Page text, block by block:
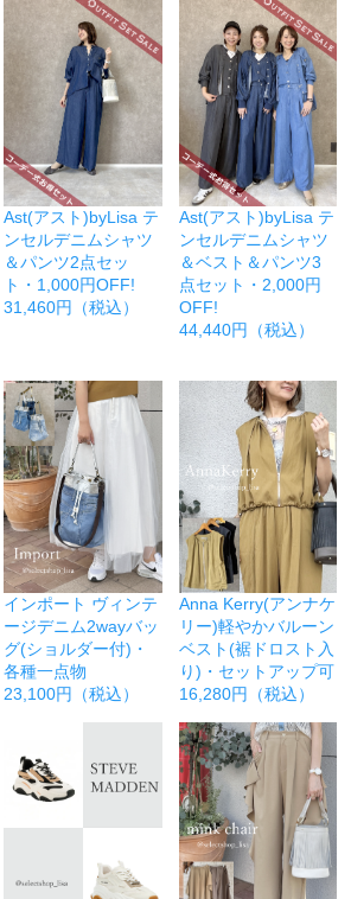
Ast(アスト)byLisa テ
ンセルデニムシャツ
＆パンツ2点セッ
ト・1,000円OFF!
31,460円（税込）
Ast(アスト)byLisa テ
ンセルデニムシャツ
＆ベスト＆パンツ3
点セット・2,000円
OFF!
44,440円（税込）
インポート ヴィンテ
ージデニム2wayバッ
グ(ショルダー付)・
各種一点物
23,100円（税込）
Anna Kerry(アンナケ
リー)軽やかバルーン
ベスト(裾ドロスト入
り)・セットアップ可
16,280円（税込）